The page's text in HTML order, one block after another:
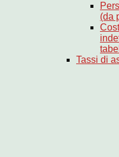
(da
Tassi di